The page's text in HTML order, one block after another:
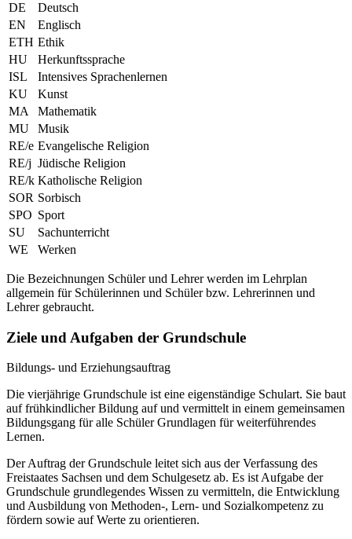
DE
Deutsch
EN
Englisch
ETH Ethik
HU
Herkunftssprache
ISL
Intensives Sprachenlernen
KU
Kunst
MA
Mathematik
MU
Musik
RE/e Evangelische Religion
RE/j Jüdische Religion
RE/k Katholische Religion
SOR Sorbisch
SPO Sport
SU
Sachunterricht
WE
Werken
Die Bezeichnungen Schüler und Lehrer werden im Lehrplan
allgemein für Schülerinnen und Schüler bzw. Lehrerinnen und
Lehrer gebraucht.
Ziele und Aufgaben der Grundschule
Bildungs- und Erziehungsauftrag
Die vierjährige Grundschule ist eine eigenständige Schulart. Sie baut
auf frühkindlicher Bildung auf und vermittelt in einem gemeinsamen
Bildungsgang für alle Schüler Grundlagen für weiterführendes
Lernen.
Der Auftrag der Grundschule leitet sich aus der Verfassung des
Freistaates Sachsen und dem Schulgesetz ab. Es ist Aufgabe der
Grundschule grundlegendes Wissen zu vermitteln, die Entwicklung
und Ausbildung von Methoden-, Lern- und Sozialkompetenz zu
fördern sowie auf Werte zu orientieren.